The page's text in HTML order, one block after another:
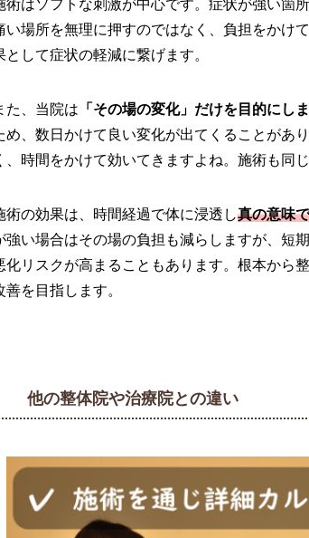
術はソフトな刺激が中心です。症状が強い箇
い場所を無理に押すのではなく、負担をかけ
として症状の軽減に繋げます。
た、当院は 「その場の変化」だけを目的にし
め、数日かけて良い変化が出てくることがあ
、時間をかけて効いてきますよね。施術も同じ
術の効果は、時間経過で体に浸透し真の意味
強い場合はその場の負担も減らしますが、短
化リスクが高まることもあります。根本から
善を目指します。
他の整体院や治療院との違い